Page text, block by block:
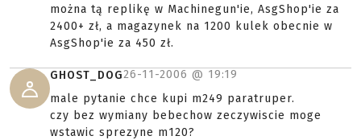
można tą replikę w Machinegun'ie, AsgShop'ie za
2400+ zł, a magazynek na 1200 kulek obecnie w
AsgShop'ie za 450 zł.
GHOST_DOG26-11-2006 @ 19:19
male pytanie chce kupi m249 paratruper.
czy bez wymiany bebechow zeczywiscie moge
wstawic sprezyne m120?